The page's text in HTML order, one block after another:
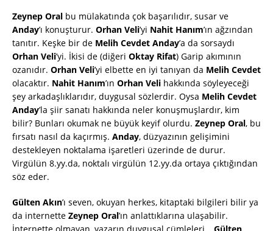
Zeynep Oral bu mülakatında çok başarılıdır, susar ve
Anday’ı konuşturur. Orhan Veli’yi Nahit Hanım’ın ağzından
tanıtır. Keşke bir de Melih Cevdet Anday’a da sorsaydı
Orhan Veli’yi. İkisi de (diğeri Oktay Rifat) Garip akımının
ozanıdır. Orhan Veli’yi elbette en iyi tanıyan da Melih Cevdet
olacaktır. Nahit Hanım’ın Orhan Veli hakkında söyleyeceği
şey arkadaşlıklarıdır, duygusal sözlerdir. Oysa Melih Cevdet
Anday’la şiir sanatı hakkında neler konuşmuşlardır, kim
bilir? Bunları okumak ne büyük keyif olurdu. Zeynep Oral, bu
fırsatı nasıl da kaçırmış. Anday, düzyazının gelişimini
destekleyen noktalama işaretleri üzerinde de durur.
Virgülün 8.yy.da, noktalı virgülün 12.yy.da ortaya çıktığından
söz eder.
Gülten Akın’ı seven, okuyan herkes, kitaptaki bilgileri bilir ya
da internette Zeynep Oral’ın anlattıklarına ulaşabilir.